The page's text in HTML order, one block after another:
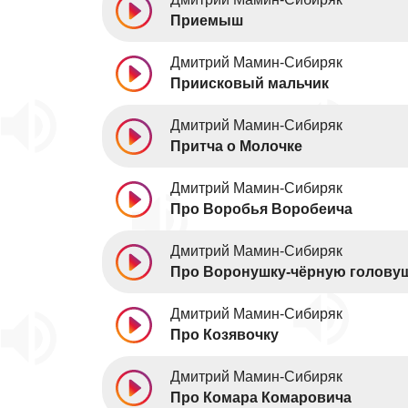
Приемыш
Дмитрий Мамин-Сибиряк
Приисковый мальчик
Дмитрий Мамин-Сибиряк
Притча о Молочке
Дмитрий Мамин-Сибиряк
Про Воробья Воробеича
Дмитрий Мамин-Сибиряк
Про Воронушку-чёрную
Дмитрий Мамин-Сибиряк
Про Козявочку
Дмитрий Мамин-Сибиряк
Про Комара Комаровича